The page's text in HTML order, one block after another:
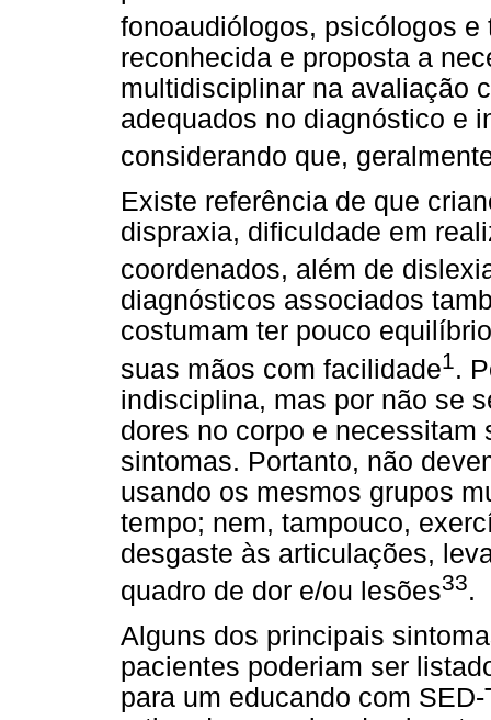
fonoaudiólogos, psicólogos
reconhecida e proposta a
multidisciplinar na avaliação
adequados no diagnóstico e
considerando que,
Existe referência de que
dispraxia, dificuldade em
coordenados, além de
diagnósticos associados
costumam ter pouco
suas mãos com facilidade1 .
indisciplina, mas por não se
dores no corpo e
sintomas. Portanto, não
usando os mesmos grupos
tempo; nem, tampouco,
desgaste às articulações,
quadro de dor e/ou lesões33.
Alguns dos principais
pacientes poderiam ser
para um educando com